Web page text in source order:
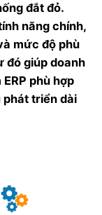
đắt đỏ.
năng chính,
mức độ phù
đó giúp doanh
phù hợp
phát triển dài